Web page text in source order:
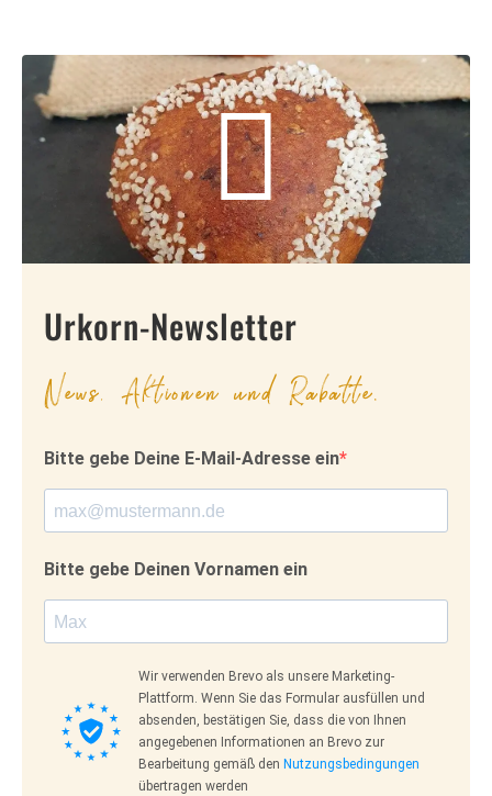
Urkorn-Newsletter
News, Aktionen und Rabatte.
Bitte gebe Deine E-Mail-Adresse ein
Bitte gebe Deinen Vornamen ein
Wir verwenden Brevo als unsere Marketing-
Plattform. Wenn Sie das Formular ausfüllen und
absenden, bestätigen Sie, dass die von Ihnen
angegebenen Informationen an Brevo zur
Bearbeitung gemäß den Nutzungsbedingungen
übertragen werden